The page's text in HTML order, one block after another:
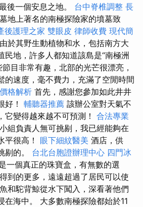
後一個安息之地。 台中脊椎調整 長
地上著名的南極探險家的墳墓致
後護理之家 雙眼皮 律師收費 現代簡
於其野生動植物和水，包括南方大
民地，許多人都知道該島是“南極洲
目非常有趣，北部的光芒很漂亮，
的速度，毫不費力，充滿了空閒時間
格解析 首先，感謝您參加如此井井
好！ 輔聽器推薦 該辦公室對天氣不
它變得越來越不可預測！ 合法專業
組負責人無可挑剔，我已經能夠在
平很高！ 眼下細紋醫美 酒店，供
剔的。 台北台胞證辦理中心 四門冰
一個真正的珠寶盒，有無數的選
到的更多，遠遠超過了居民可以使
和駝背鯨從水下闖入，深看著他們
在海中。 大多數南極探險都始於11